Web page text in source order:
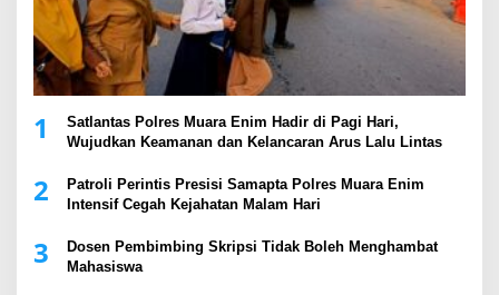
1
Satlantas Polres Muara Enim Hadir di Pagi Hari,
Wujudkan Keamanan dan Kelancaran Arus Lalu Lintas
2
Patroli Perintis Presisi Samapta Polres Muara Enim
Intensif Cegah Kejahatan Malam Hari
3
Dosen Pembimbing Skripsi Tidak Boleh Menghambat
Mahasiswa